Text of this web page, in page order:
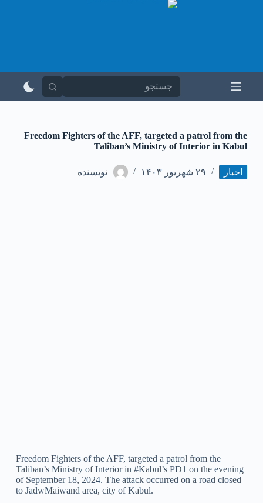
و
Freedom Fighters of the AFF, targeted a patrol from the
Taliban’s Ministry of Interior in Kabul
اخبار ۲۹ شهریور ۱۴۰۳ نویسنده
Freedom Fighters of the AFF, targeted a patrol from the
Taliban’s Ministry of Interior in #Kabul’s PD1 on the evening
of September 18, 2024. The attack occurred on a road closed
to JadwMaiwand area, city of Kabul.